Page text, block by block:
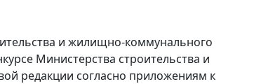
и жилищно-коммунального
Министерства строительства и
редакции согласно приложениям к